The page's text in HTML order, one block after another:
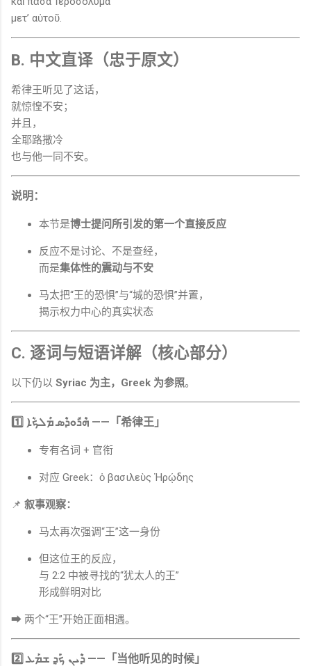
μετ’ αὐτοῦ.
B. 中文直译（忠于原文）
希律王听见了这话，
就惊惶不安；
并且，
全耶路撒冷
也与他一同不安。
说明：
本节是博士提问所引发的第一个直接反应
反应不是讨论、不是查经，
而是集体性的震动与不安
马太把“王的恐惧”与“城的恐惧”并置，
揭示权力中心的真实状态
C. 逐词与短语详解（核心部分）
以下仍以 Syriac 为主，Greek 为参照。
1️⃣ ܗܶܪܽܘܕܶܣ ܡܰܠܟ݁ܳܐ ——「希律王」
专有名词 + 官衔
对应 Greek：ὁ βασιλεὺς Ἡρῴδης
📌 叙事观察：
马太再次强调“王”这一身份
但这位王的反应，
与 2:2 中被寻找的“犹太人的王”
形成鲜明对比
➡ 两个“王”开始正面相遇。
2️⃣ܕ݁ܶܝܢ ܟ݁ܰܕ݂ ܫܡܰܥ——「当他听见的时候」